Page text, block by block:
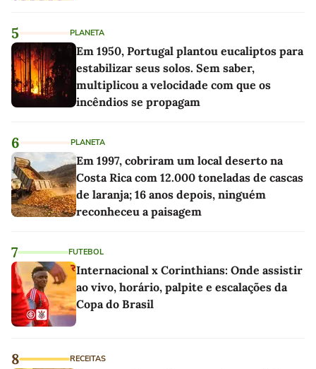
5 PLANETA
Em 1950, Portugal plantou eucaliptos para
estabilizar seus solos. Sem saber,
multiplicou a velocidade com que os
incêndios se propagam
6 PLANETA
Em 1997, cobriram um local deserto na
Costa Rica com 12.000 toneladas de cascas
de laranja; 16 anos depois, ninguém
reconheceu a paisagem
7 FUTEBOL
Internacional x Corinthians: Onde assistir
ao vivo, horário, palpite e escalações da
Copa do Brasil
8 RECEITAS